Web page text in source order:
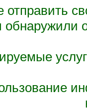
отправить
обнаружили